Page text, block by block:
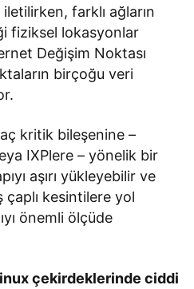
farklı ağların
fiziksel lokasyonlar
Değişim Noktası
birçoğu veri
kritik bileşenine –
IXPlere – yönelik bir
aşırı yükleyebilir ve
kesintilere yol
önemli ölçüde
çekirdeklerinde ciddi